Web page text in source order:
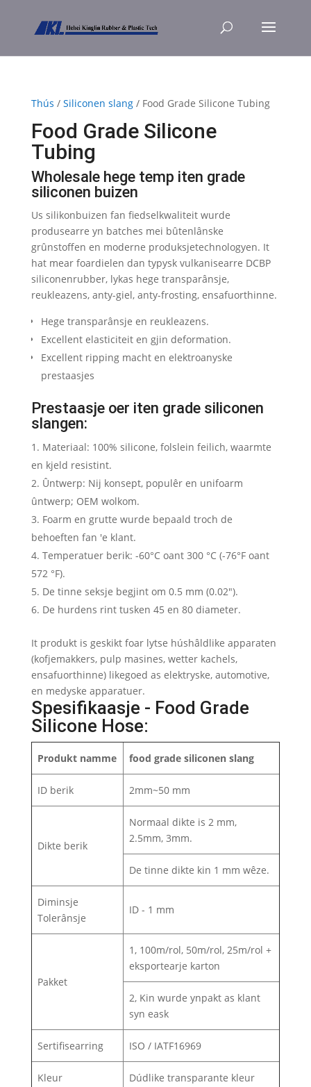
Thús / Siliconen slang/ Food Grade Silicone Tubing
Food Grade Silicone
Tubing
Wholesale hege temp iten grade
siliconen buizen
Us silikonbuizen fan fiedselkwaliteit wurde
produsearre yn batches mei bûtenlânske
grûnstoffen en moderne produksjetechnologyen. It
hat mear foardielen dan typysk vulkanisearre DCBP
siliconenrubber, lykas hege transparânsje,
reukleazens, anty-giel, anty-frosting, ensafuorthinne.
Hege transparânsje en reukleazens.
Excellent elasticiteit en gjin deformation.
Excellent ripping macht en elektroanyske
prestaasjes
Prestaasje oer iten grade siliconen
slangen:
Materiaal: 100% silicone, folslein feilich, waarmte
en kjeld resistint.
Ûntwerp: Nij konsept, populêr en unifoarm
ûntwerp; OEM wolkom.
Foarm en grutte wurde bepaald troch de
behoeften fan 'e klant.
Temperatuer berik: -60°C oant 300 °C (-76°F oant
572 °F).
De tinne seksje begjint om 0.5 mm (0.02″).
De hurdens rint tusken 45 en 80 diameter.
It produkt is geskikt foar lytse húshâldlike apparaten
(kofjemakkers, pulp masines, wetter kachels,
ensafuorthinne) likegoed as elektryske, automotive,
en medyske apparatuer.
Spesifikaasje - Food Grade
Silicone Hose:
Produkt namme food grade siliconen slang
ID berik 2mm~50 mm
Dikte berik
Normaal dikte is 2 mm,
2.5mm, 3mm.
De tinne dikte kin 1 mm wêze.
Diminsje
Tolerânsje
ID - 1 mm
Pakket
1, 100m/rol, 50m/rol, 25m/rol +
eksportearje karton
2, Kin wurde ynpakt as klant
syn eask
Sertifisearring ISO / IATF16969
Kleur Dúdlike transparante kleur